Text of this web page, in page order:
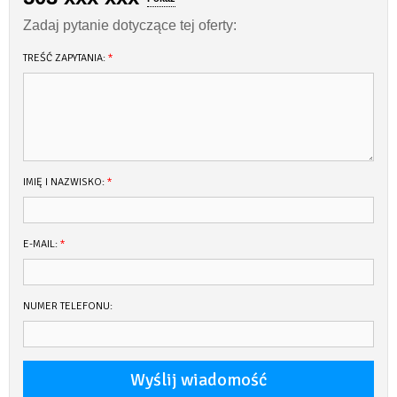
SPECYFIKACJA TECHNICZNA
DŁUGOŚĆ 10,3m
SZEROKOŚĆ 3,2m
ZBIORNIK NIECZYSTOŚCI 300 l
WYPOSAŻENIE
INSTALACJA ELEKTRYCZNA 12V/230V
INSTALACJA WODY PITNEJ ciepła i zimna
LODÓWKA elektryczna
KUCHENKA GAZOWA tak
TOALETA MORSKA ze zbiornikiem
Zadaj pytanie dotyczące tej oferty:
TREŚĆ ZAPYTANIA: *
IMIĘ I NAZWISKO: *
E-MAIL: *
NUMER TELEFONU: